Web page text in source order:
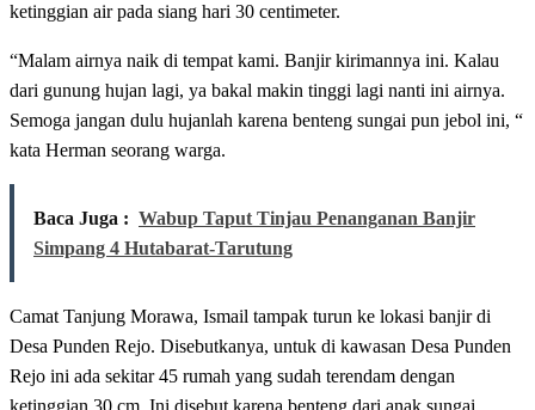
ketinggian air pada siang hari 30 centimeter.
“Malam airnya naik di tempat kami. Banjir kirimannya ini. Kalau
dari gunung hujan lagi, ya bakal makin tinggi lagi nanti ini airnya.
Semoga jangan dulu hujanlah karena benteng sungai pun jebol ini, “
kata Herman seorang warga.
Baca Juga : Wabup Taput Tinjau Penanganan Banjir
Simpang 4 Hutabarat-Tarutung
Camat Tanjung Morawa, Ismail tampak turun ke lokasi banjir di
Desa Punden Rejo. Disebutkanya, untuk di kawasan Desa Punden
Rejo ini ada sekitar 45 rumah yang sudah terendam dengan
ketinggian 30 cm. Ini disebut karena benteng dari anak sungai